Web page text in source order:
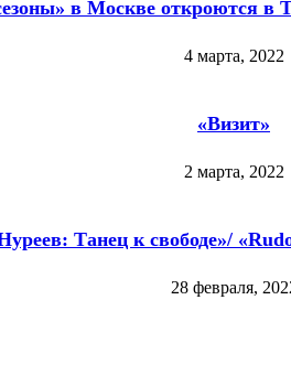
в Москве откроются в
4 марта, 2022
«Визит»
2 марта, 2022
Танец к свободе»/
28 февраля,